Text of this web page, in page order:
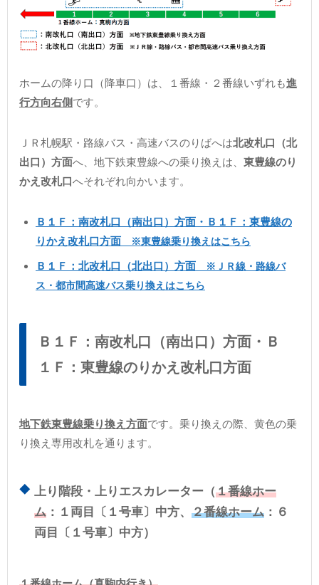
ホームの降り口（降車口）は、１番線・２番線いずれも進
行方向右側です。
ＪＲ札幌駅・路線バス・高速バスのりばへは北改札口（北
出口）方面へ、地下鉄東豊線への乗り換えは、 東豊線のり
かえ改札口へそれぞれ向かいます。
Ｂ１Ｆ：南改札口（南出口）方面・Ｂ１Ｆ：東豊線の
りかえ改札口方面 ※東豊線乗り換えはこちら
Ｂ１Ｆ：北改札口（北出口）方面 ※ＪＲ線・路線バ
ス・都市間高速バス乗り換えはこちら
Ｂ１Ｆ：南改札口（南出口）方面・Ｂ
１Ｆ：東豊線のりかえ改札口方面
地下鉄東豊線乗り換え方面です。乗り換えの際、黄色の乗
り換え専用改札を通ります。
上り階段・上りエスカレーター（１番線ホー
ム ：１両目〔１号車〕中方、２番線ホーム ：６
両目〔１号車〕中方）